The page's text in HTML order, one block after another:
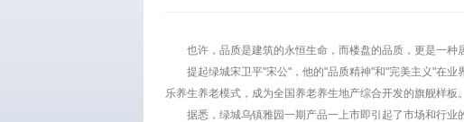
也许，品质是建筑的永恒生命，而楼盘的品质，更是一种
提起绿城宋卫平"宋公"，他的"品质精神"和"完美主义"在
乐养生养老模式，成为全国养老养生地产综合开发的旗舰样板。
据悉，绿城乌镇雅园一期产品一上市即引起了市场和行